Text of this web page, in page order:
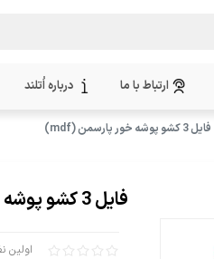
ارتباط با ما درباره اُتلند
فایل 3 کشو پوشه خور پارسمن (mdf)
فایل 3 کشو پوشه خور پارسمن (mdf)
اولین